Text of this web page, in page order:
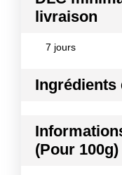
livraison
7 jours
Ingrédients
Lait pasteurisé
enzyme
(Pour 100g)